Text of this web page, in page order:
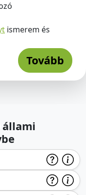
ismerem és
Tovább
állami